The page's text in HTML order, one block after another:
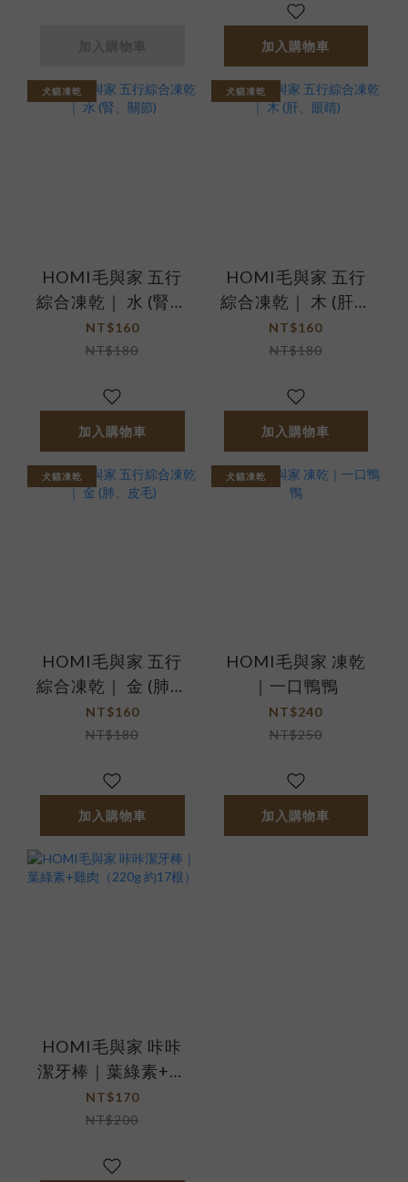
加入購物車
犬貓凍乾
HOMI毛與家 五行
綜合凍乾｜ 水 (腎、
關節)
NT$160
NT$180
加入購物車
犬貓凍乾
HOMI毛與家 五行
綜合凍乾｜ 木 (肝、
眼睛)
NT$160
NT$180
加入購物車
犬貓凍乾
HOMI毛與家 五行
綜合凍乾｜ 金 (肺、
皮毛)
NT$160
NT$180
加入購物車
犬貓凍乾
HOMI毛與家 凍乾
｜一口鴨鴨
NT$240
NT$250
加入購物車
HOMI毛與家 咔咔
潔牙棒｜葉綠素+雞
肉（220g 約17根）
NT$170
NT$200